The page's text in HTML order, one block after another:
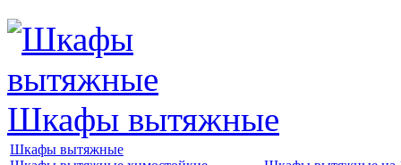
Шкафы вытяжные
Шкафы вытяжные